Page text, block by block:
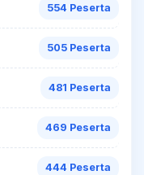
554 Peserta
505 Peserta
481 Peserta
469 Peserta
444 Peserta